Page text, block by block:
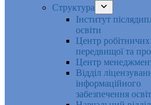
Структура
Інститут
освіти
Центр
передвищої та
Центр
Відділ
інформаційного
забезпечення